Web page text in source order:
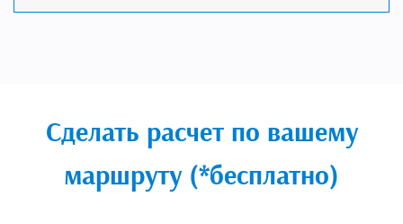
Сделать расчет по вашему
маршруту (*бесплатно)